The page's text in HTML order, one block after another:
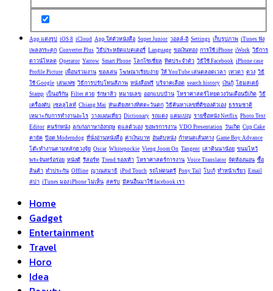
App แต่งรูป iOS 8 iCloud App ใส่ตัวหนังสือ Super Junior วอลล์-อี Settings เก็บรูปภาพ iTunes ฟัง
เพลงกระตุก Converter Plus วิธีประหยัดแบตเตอรี่ Language ขอเงินทอง การใช้ iPhone iWork วิธีการ
ดาวน์โหลด Operator Yarrow Smart Phone โลกโซเชี่ยล ทิศประจำตัว วิธีใช้ Facebook iPhone case
Profile Picture เพื่อนร่วมงาน ของเล่น โฆษณาเรียบง่าย ให้ YouTube เล่นตลอดเวลา เทวดา ดวง วิธี
ใช้ Google เล่นเฟซ วิธีการปรับโทนสีภาพ หนังสือฟรี บริจาคเลือด search history เงินกู้ โฮมสเตย์
Stamp เป็นอริกัน Filter สวย รักษาสิว หมายเลข ออกแบบบ้าน โหราศาสตร์ไทยดวงวันเดือนปีเกิด วิธี
เครื่องดับ เซลลูไลท์ Chiang Mai หันเตียงทางทิศตะวันตก วิธีค้นหาเลขที่ดีของตัวเอง ธรรมชาติ
เหมาะกับการทำงานอะไร วางแผนเที่ยว Dictionary รถแดง แคมเปญ รายชื่อหนัง Netflix Photo Text
Editor คนรักหนัง ลูกเก่งภาษาอังกฤษ ดูแลตัวเอง ขอพรการงาน VDO Presentation วันเกิด Cup Cake
คายัค ป๊อด Moderndog ที่นั่งอ่านหนังสือ ค่าเงินบาท อันดับหนัง กำหนดเส้นทาง Game Boy Advance
โต๊ะทำงานตามหลักฮวงจุ้ย Oscar Whitepockie Vieng Joom On Tangent เสาดินนาน้อย ขนมไหว้
พระจันทร์อร่อย หนังดี รีสอร์ท Trend รองเท้า โหราศาสตร์การงาน Voice Translator จัดห้องนอน ซื้อ
สินค้า ทำประกัน Offline ญาณสมาธิ iPod Touch รถไฟดนตรี Pony Tail โบเก้ ทำหน้าเรียว Email
สปา iTunes มอง iPhone ไม่เห็น สครับ มีคนอื่นมาใช้ facebook เรา
Home
Gadget
Entertainment
Travel
Horo
Idea